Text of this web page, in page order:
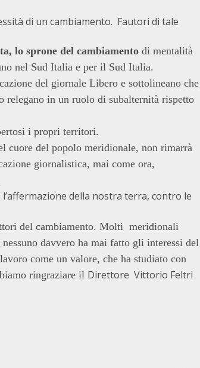
di un cambiamento. Fautori di tale
lo sprone del cambiamento di mentalità
nel Sud Italia e per il Sud Italia.
del giornale Libero e sottolineano che
relegano in un ruolo di subalternità rispetto
i propri territori.
cuore del popolo meridionale, non rimarrà
giornalistica, mai come ora,
l’affermazione della nostra terra, contro le
del cambiamento. Molti meridionali
davvero ha mai fatto gli interessi del
come un valore, che ha studiato con
ringraziare il Direttore Vittorio Feltri